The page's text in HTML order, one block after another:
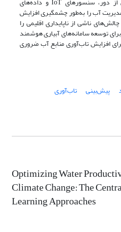
آب را به‌طور چشمگیری افزایش
ناشی از ناپایداری اقلیمی را
توسعه سامانه‌های آبیاری هوشمند
افزایش تاب‌آوری منابع آب ضروری
پیش‌بینی
تاب‌آوری
Optimizing Water
Climate Change: The
Learning Approaches